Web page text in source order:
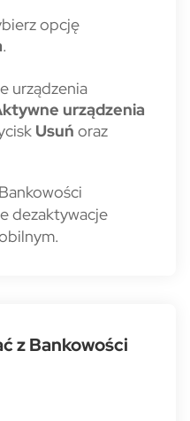
opcję
.
urządzenia
urządzenia
Usuń oraz
dezaktywacje
z Bankowości